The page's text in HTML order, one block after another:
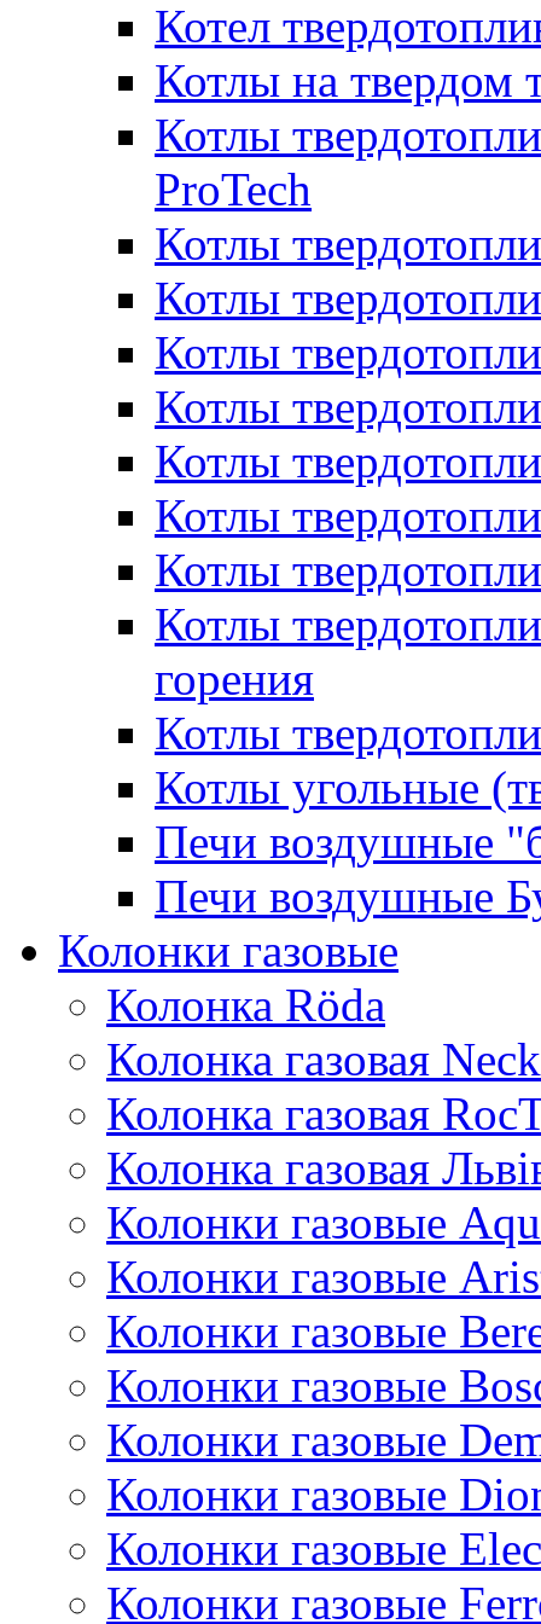
Котел
Котлы на твердом
Котлы
ProTech
Котлы
Котлы
Котлы
Котлы
Котлы
Котлы
Котлы
Котлы
горения
Котлы
Котлы угольные
Печи воздушные
Печи воздушные
Колонки газовые
Колонка Rӧda
Колонка газовая
Колонка газовая
Колонка газовая
Колонки газовые
Колонки газовые
Колонки газовые
Колонки газовые
Колонки газовые
Колонки газовые
Колонки газовые
Колонки газовые